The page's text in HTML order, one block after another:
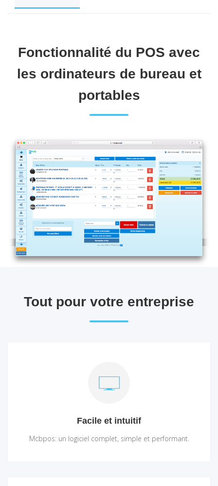
Fonctionnalité du POS avec
les ordinateurs de bureau et
portables
Tout pour votre entreprise
Facile et intuitif
Mcbpos: un logiciel complet, simple et performant.